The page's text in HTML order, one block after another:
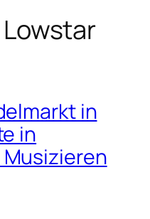
Lowstar
in
in